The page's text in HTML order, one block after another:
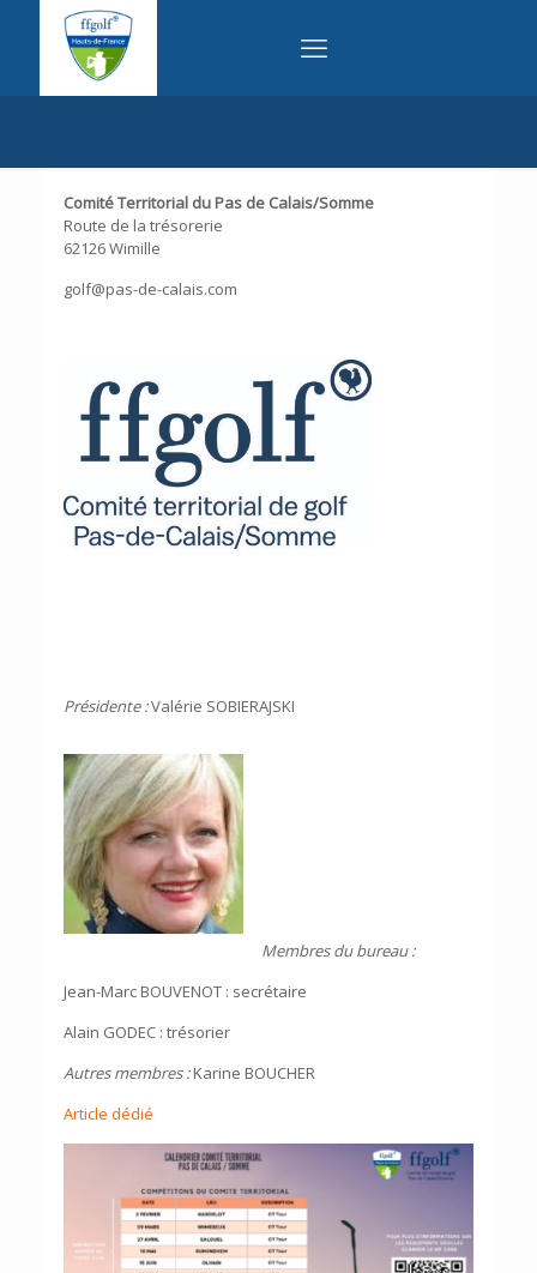
Comité Territorial du Pas de Calais/Somme
Route de la trésorerie
62126 Wimille
golf@pas-de-calais.com
Présidente :Valérie SOBIERAJSKI
Membres du bureau :
Jean-Marc BOUVENOT : secrétaire
Alain GODEC : trésorier
Autres membres :Karine BOUCHER
Article dédié